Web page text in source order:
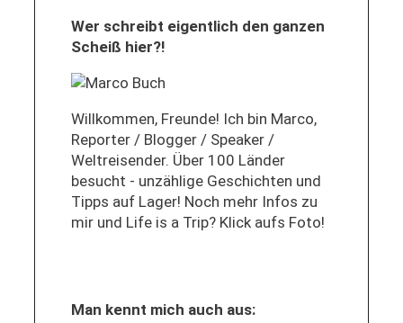
Wer schreibt eigentlich den ganzen
Scheiß hier?!
Willkommen, Freunde! Ich bin Marco,
Reporter / Blogger / Speaker /
Weltreisender. Über 100 Länder
besucht - unzählige Geschichten und
Tipps auf Lager! Noch mehr Infos zu
mir und Life is a Trip? Klick aufs Foto!
Man kennt mich auch aus: